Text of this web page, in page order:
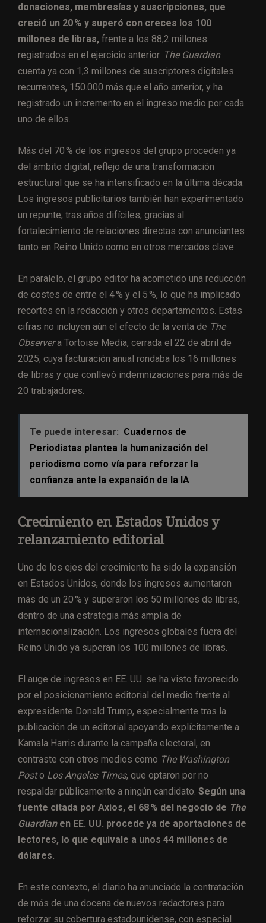
donaciones, membresías y suscripciones, que
creció un 20 % y superó con creces los 100
millones de libras, frente a los 88,2 millones
registrados en el ejercicio anterior. The Guardian
cuenta ya con 1,3 millones de suscriptores digitales
recurrentes, 150.000 más que el año anterior, y ha
registrado un incremento en el ingreso medio por cada
uno de ellos.
Más del 70 % de los ingresos del grupo proceden ya
del ámbito digital, reflejo de una transformación
estructural que se ha intensificado en la última década.
Los ingresos publicitarios también han experimentado
un repunte, tras años difíciles, gracias al
fortalecimiento de relaciones directas con anunciantes
tanto en Reino Unido como en otros mercados clave.
En paralelo, el grupo editor ha acometido una reducción
de costes de entre el 4 % y el 5 %, lo que ha implicado
recortes en la redacción y otros departamentos. Estas
cifras no incluyen aún el efecto de la venta de The
Observera Tortoise Media, cerrada el 22 de abril de
2025, cuya facturación anual rondaba los 16 millones
de libras y que conllevó indemnizaciones para más de
20 trabajadores.
Te puede interesar: Cuadernos de
Periodistas plantea la humanización del
periodismo como vía para reforzar la
confianza ante la expansión de la IA
Crecimiento en Estados Unidos y
relanzamiento editorial
Uno de los ejes del crecimiento ha sido la expansión
en Estados Unidos, donde los ingresos aumentaron
más de un 20 % y superaron los 50 millones de libras,
dentro de una estrategia más amplia de
internacionalización. Los ingresos globales fuera del
Reino Unido ya superan los 100 millones de libras.
El auge de ingresos en EE. UU. se ha visto favorecido
por el posicionamiento editorial del medio frente al
expresidente Donald Trump, especialmente tras la
publicación de un editorial apoyando explícitamente a
Kamala Harris durante la campaña electoral, en
contraste con otros medios como The Washington
Posto Los Angeles Times, que optaron por no
respaldar públicamente a ningún candidato. Según una
fuente citada por Axios, el 68 % del negocio de The
Guardianen EE. UU. procede ya de aportaciones de
lectores, lo que equivale a unos 44 millones de
dólares.
En este contexto, el diario ha anunciado la contratación
de más de una docena de nuevos redactores para
reforzar su cobertura estadounidense, con especial